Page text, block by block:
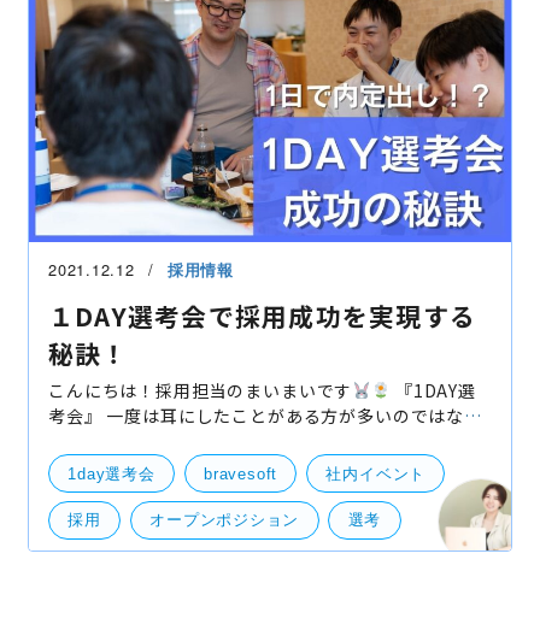
2021.12.12 採用情報
１DAY選考会で採用成功を実現する
秘訣！
こんにちは！採用担当のまいまいです
考会』 一度は耳にしたことがある方が多いのではない
おります。 「1DAY選考会ってなんですか？」「ぶっち
ゃ
1day選考会 bravesoft 社内イベント
採用 オープンポジション 選考